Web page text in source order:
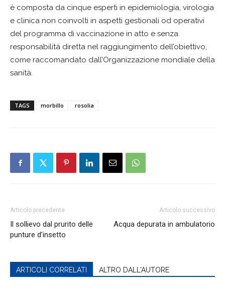
è composta da cinque esperti in epidemiologia, virologia
e clinica non coinvolti in aspetti gestionali od operativi
del programma di vaccinazione in atto e senza
responsabilità diretta nel raggiungimento dell’obiettivo,
come raccomandato dall’Organizzazione mondiale della
sanità.
TAGS morbillo rosolia
Articolo precedente
Il sollievo dal prurito delle
punture d’insetto
Articolo successivo
Acqua depurata in ambulatorio
ARTICOLI CORRELATI ALTRO DALL'AUTORE